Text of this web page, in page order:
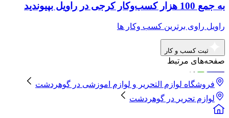
به جمع 100 هزار کسب‌وکار کرجی در راویل بپیوندید
راویل راوی برترین کسب وکار ها
ثبت کسب و کار
صفحه‌های مرتبط
فروشگاه لوازم التحریر و لوازم اموزشی در گوهردشت
لوازم تحریر در گوهردشت